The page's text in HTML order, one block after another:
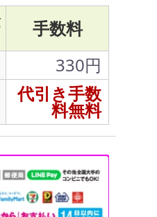
手数料
330円
代引き手数
料無料